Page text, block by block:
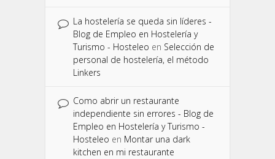
La hostelería se queda sin líderes -
Blog de Empleo en Hostelería y
Turismo - Hosteleo en Selección de
personal de hostelería, el método
Linkers
Como abrir un restaurante
independiente sin errores - Blog de
Empleo en Hostelería y Turismo -
Hosteleo en Montar una dark
kitchen en mi restaurante